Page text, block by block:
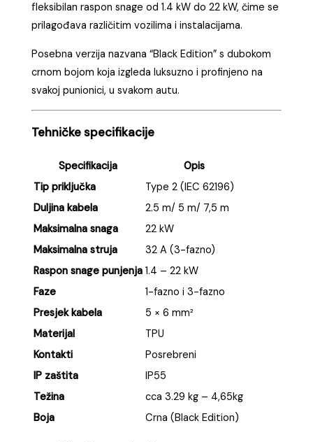
fleksibilan raspon snage od 1.4 kW do 22 kW, čime se
prilagođava različitim vozilima i instalacijama.
Posebna verzija nazvana “Black Edition” s dubokom
crnom bojom koja izgleda luksuzno i profinjeno na
svakoj punionici, u svakom autu.
Tehničke specifikacije
Specifikacija
Opis
Tip priključka
Type 2 (IEC 62196)
Duljina kabela
2.5 m/ 5 m/ 7,5 m
Maksimalna snaga
22 kW
Maksimalna struja
32 A (3-fazno)
Raspon snage punjenja 1.4 – 22 kW
Faze
1-fazno i 3-fazno
Presjek kabela
5 × 6 mm²
Materijal
TPU
Kontakti
Posrebreni
IP zaštita
IP55
Težina
cca 3.29 kg – 4,65kg
Boja
Crna (Black Edition)